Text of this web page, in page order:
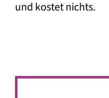
und kostet nichts.